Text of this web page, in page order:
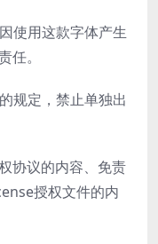
使用这款字体产生
任。
规定，禁止单独出
协议的内容、免责
授权文件的内